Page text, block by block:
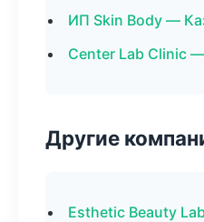
ИП Skin Body —
Center Lab Clinic
Другие
Esthetic Beauty